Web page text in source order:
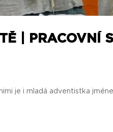
| PRACOVNÍ
je i mladá adventistka